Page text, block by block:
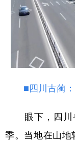
■四川古蔺
眼下，四川
季。当地在山地